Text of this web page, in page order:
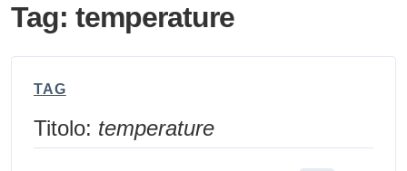
Tag: temperature
TAG
Titolo: temperature